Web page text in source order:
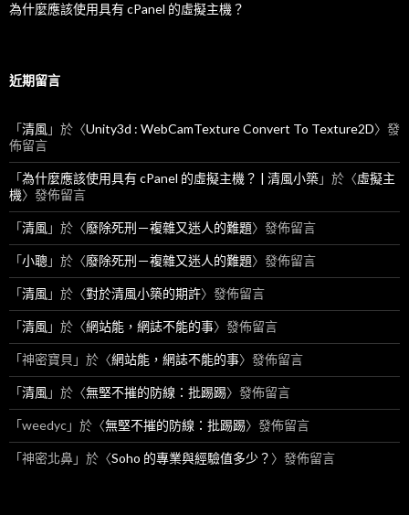
為什麼應該使用具有 cPanel 的虛擬主機？
近期留言
「清風 」於〈Unity3d : WebCamTexture Convert To Texture2D〉發
佈留言
「為什麼應該使用具有 cPanel 的虛擬主機？ | 清風小築」於〈虛擬主
機〉發佈留言
「清風 」於〈廢除死刑－複雜又迷人的難題〉發佈留言
「小聰 」於〈廢除死刑－複雜又迷人的難題〉發佈留言
「清風 」於〈對於清風小築的期許〉發佈留言
「清風 」於〈網站能，網誌不能的事〉發佈留言
「神密寶貝 」於〈網站能，網誌不能的事〉發佈留言
「清風 」於〈無堅不摧的防線：批踢踢〉發佈留言
「weedyc」於〈無堅不摧的防線：批踢踢〉發佈留言
「神密北鼻」於〈Soho 的專業與經驗值多少？ 〉發佈留言